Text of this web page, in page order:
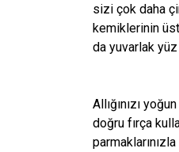
sizi çok daha
kemiklerinin
da yuvarlak
Allığınızı
doğru fırça